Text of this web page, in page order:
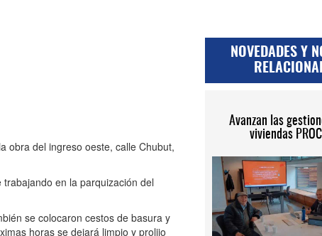
obra del ingreso oeste, calle Chubut,
en la parquización del
se colocaron cestos de basura y
horas se dejará limpio y prolijo
NOVEDADES Y
Avanzan las
viviendas